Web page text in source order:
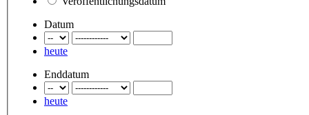
Datum
heute
Enddatum
heute